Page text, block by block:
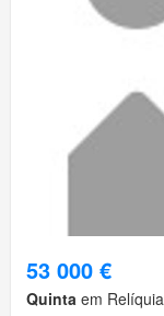
53 000 €
Quinta em